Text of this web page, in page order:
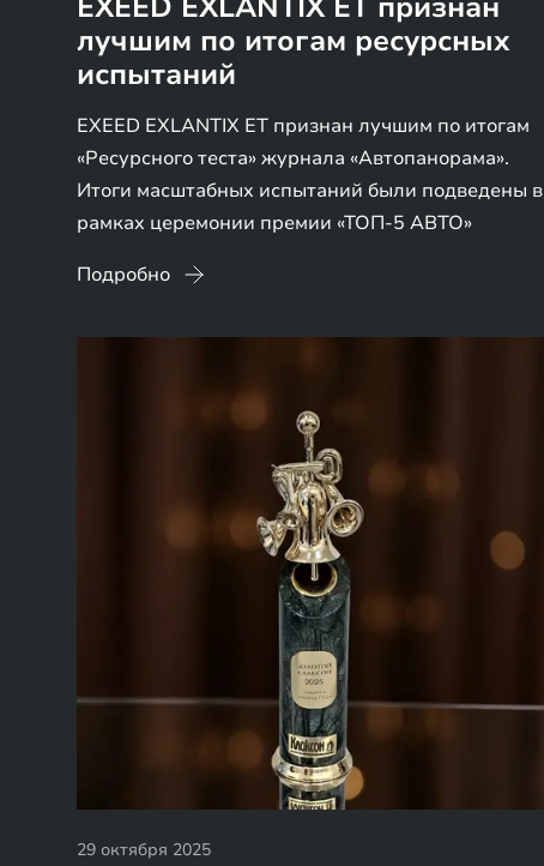
лучшим по итогам ресурсных
испытаний
EXEED EXLANTIX ET признан лучшим по итогам
«Ресурсного теста» журнала «Автопанорама».
Итоги масштабных испытаний были подведены в
рамках церемонии премии «ТОП-5 АВТО»
Подробно
29 октября 2025